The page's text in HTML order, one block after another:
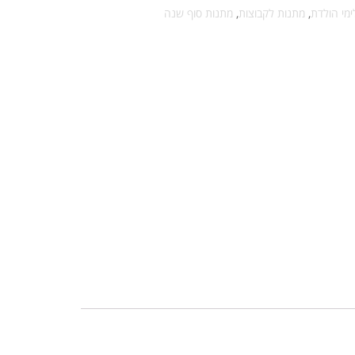
הולדת, מתנות לקבוצות, מתנות סוף שנה